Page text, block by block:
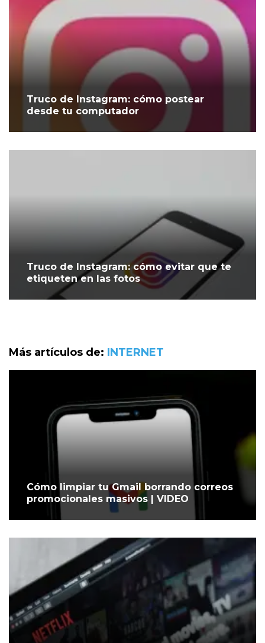
Truco de Instagram: cómo postear
desde tu computador
Truco de Instagram: cómo evitar que te
etiqueten en las fotos
Más artículos de: INTERNET
Cómo limpiar tu Gmail borrando correos
promocionales masivos | VIDEO